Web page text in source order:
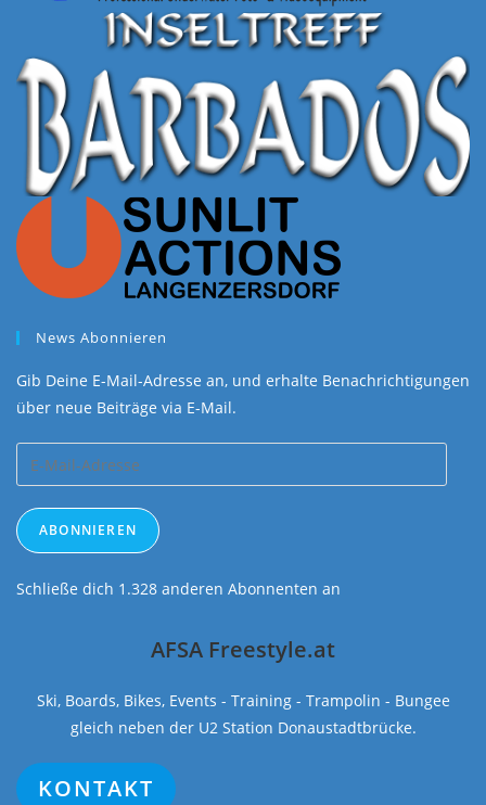
News Abonnieren
Gib Deine E-Mail-Adresse an, und erhalte Benachrichtigungen
über neue Beiträge via E-Mail.
Mail-
Adresse
ABONNIEREN
Schließe dich 1.328 anderen Abonnenten an
AFSA Freestyle.at
Ski, Boards, Bikes, Events - Training - Trampolin - Bungee
gleich neben der U2 Station Donaustadtbrücke.
KONTAKT